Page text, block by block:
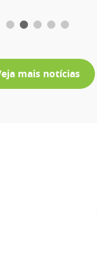
mais notícias